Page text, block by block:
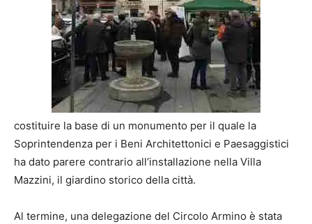
costituire la base di un monumento per il quale la
Soprintendenza per i Beni Architettonici e Paesaggistici
ha dato parere contrario all’installazione nella Villa
Mazzini, il giardino storico della città.
Al termine, una delegazione del Circolo Armino è stata